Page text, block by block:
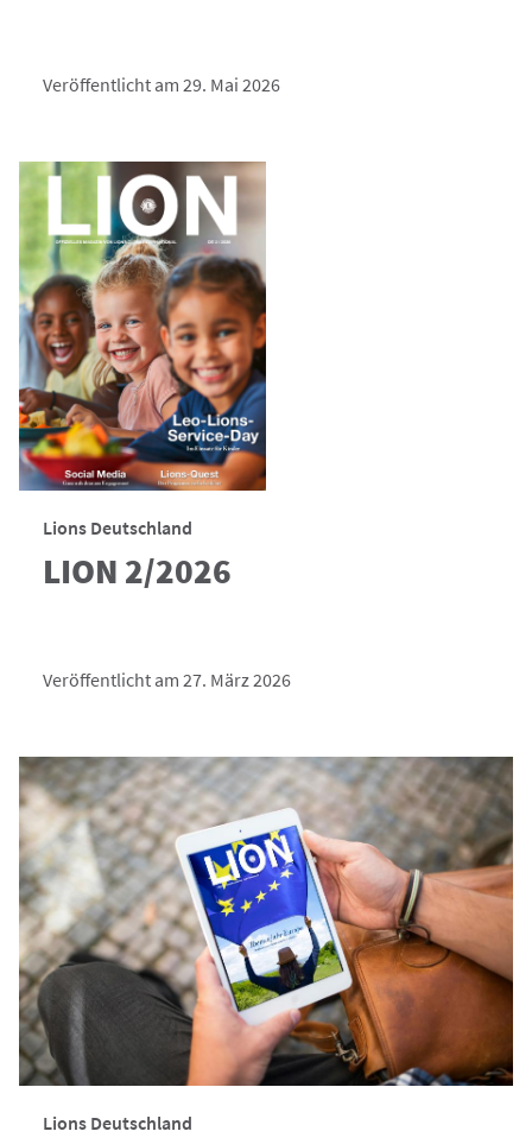
Veröffentlicht am 29. Mai 2026
Lions Deutschland
LION 2/2026
Veröffentlicht am 27. März 2026
Lions Deutschland